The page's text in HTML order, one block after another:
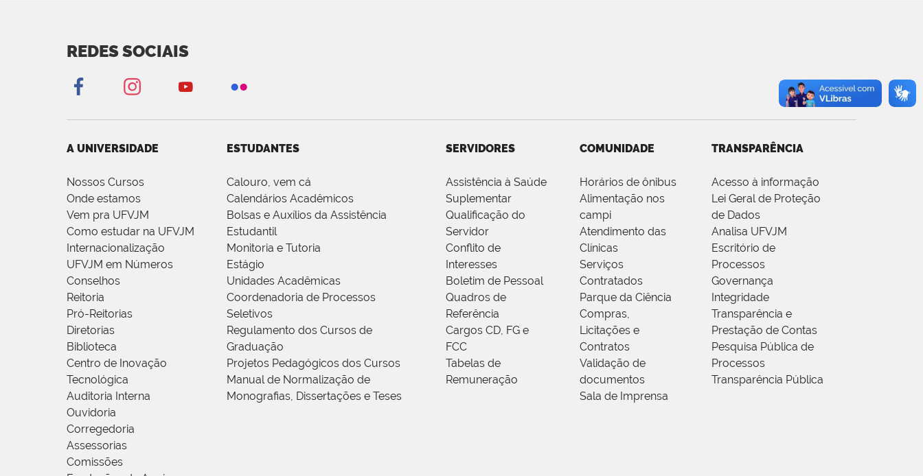
REDES SOCIAIS
A UNIVERSIDADE
Nossos Cursos
Onde estamos
Vem pra UFVJM
Como estudar na UFVJM
Internacionalização
UFVJM em Números
Conselhos
Reitoria
Pró-Reitorias
Diretorias
Biblioteca
Centro de Inovação
Tecnológica
Auditoria Interna
Ouvidoria
Corregedoria
Assessorias
Comissões
ESTUDANTES
Calouro, vem cá
Calendários Acadêmicos
Bolsas e Auxílios da Assistência
Estudantil
Monitoria e Tutoria
Estágio
Unidades Acadêmicas
Coordenadoria de Processos
Seletivos
Regulamento dos Cursos de
Graduação
Projetos Pedagógicos dos Cursos
Manual de Normalização de
Monografias, Dissertações e Teses
SERVIDORES
Assistência à Saúde
Suplementar
Qualificação do
Servidor
Conflito de
Interesses
Boletim de Pessoal
Quadros de
Referência
Cargos CD, FG e
FCC
Tabelas de
Remuneração
COMUNIDADE
Horários de ônibus
Alimentação nos
campi
Atendimento das
Clínicas
Serviços
Contratados
Parque da Ciência
Compras,
Licitações e
Contratos
Validação de
documentos
Sala de Imprensa
TRANSPARÊNCIA
Acesso à informação
Lei Geral de Proteção
de Dados
Analisa UFVJM
Escritório de
Processos
Governança
Integridade
Transparência e
Prestação de Contas
Pesquisa Pública de
Processos
Transparência Pública